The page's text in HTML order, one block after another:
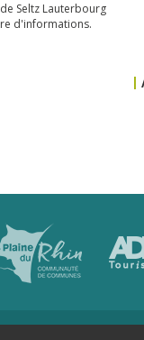
Seltz Lauterbourg
d'informations.